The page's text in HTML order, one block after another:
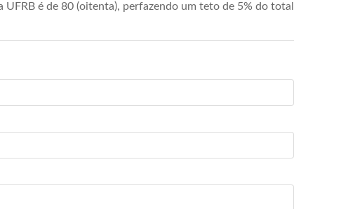
é de 80 (oitenta), perfazendo um teto de 5% do total